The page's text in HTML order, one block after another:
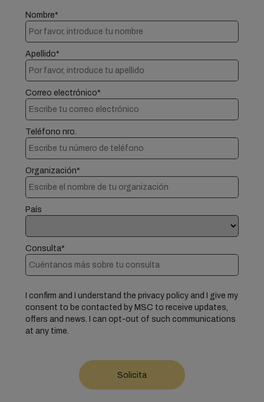
Nombre*
Apellido*
Correo electrónico*
Teléfono nro.
Organización*
País
Consulta*
I confirm and I understand the privacy policy and I give my
consent to be contacted by MSC to receive updates,
offers and news. I can opt-out of such communications
at any time.